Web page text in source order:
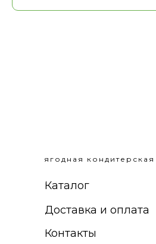
ягодная кондитерская
Каталог
Доставка и оплата
Контакты